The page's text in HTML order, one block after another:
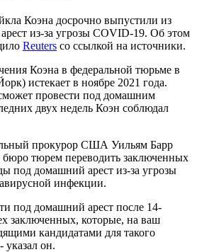
Коэна досрочно выпустили из
из-за угрозы COVID-19. Об этом
Reuters со ссылкой на источники.
Коэна в федеральной тюрьме в
истекает в ноябре 2021 года.
провести под домашним
двух недель Коэн соблюдал
прокурор США Уильям Барр
тюрем переводить заключенных
под домашний арест из-за угрозы
инфекции.
под домашний арест после 14-
заключенных, которые, на ваш
кандидатами для такого
указал он.